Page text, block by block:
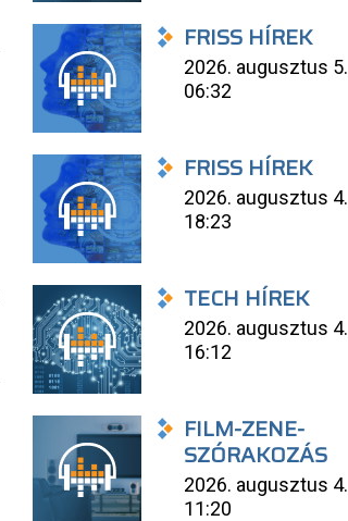
FRISS HÍREK
2026. augusztus 5.
06:32
FRISS HÍREK
2026. augusztus 4.
18:23
TECH HÍREK
2026. augusztus 4.
16:12
FILM-ZENE-
SZÓRAKOZÁS
2026. augusztus 4.
11:20